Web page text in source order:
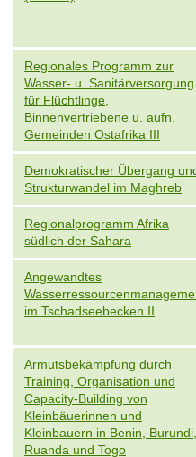
Regionales Programm zur
Wasser- u. Sanitärversorgung
für Flüchtlinge,
Binnenvertriebene u. aufn.
Gemeinden Ostafrika III
Demokratischer Übergang
Strukturwandel im Maghreb
Regionalprogramm Afrika
südlich der Sahara
Angewandtes
im Tschadseebecken II
Armutsbekämpfung durch
Training, Organisation und
Capacity-Building von
Kleinbäuerinnen und
Kleinbauern in Benin, Burundi,
Ruanda und Togo